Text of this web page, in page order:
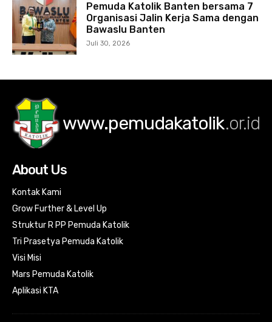
Pemuda Katolik Banten bersama 7
Organisasi Jalin Kerja Sama dengan
Bawaslu Banten
Juli 30, 2026
www.pemudakatolik.or.id
About Us
Kontak Kami
Grow Further & Level Up
Struktur R PP Pemuda Katolik
Tri Prasetya Pemuda Katolik
Visi Misi
Mars Pemuda Katolik
Aplikasi KTA